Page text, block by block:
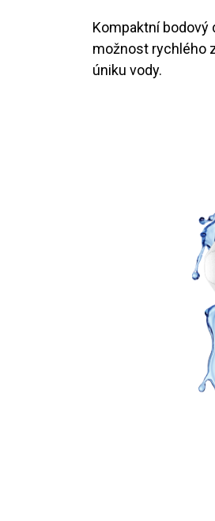
Kompaktní
možnost rychlého
úniku vody.